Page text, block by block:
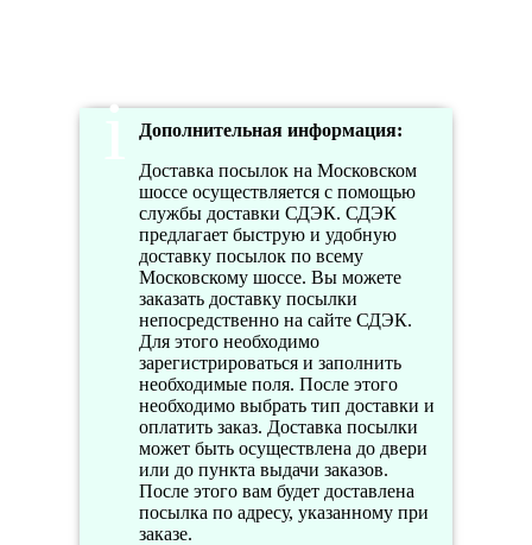
Дополнительная информация:
Доставка посылок на Московском
шоссе осуществляется с помощью
службы доставки СДЭК. СДЭК
предлагает быструю и удобную
доставку посылок по всему
Московскому шоссе. Вы можете
заказать доставку посылки
непосредственно на сайте СДЭК.
Для этого необходимо
зарегистрироваться и заполнить
необходимые поля. После этого
необходимо выбрать тип доставки и
оплатить заказ. Доставка посылки
может быть осуществлена до двери
или до пункта выдачи заказов.
После этого вам будет доставлена
посылка по адресу, указанному при
заказе.